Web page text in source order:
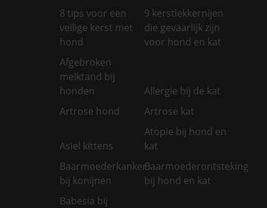
8 tips voor een
veilige kerst met
hond
9 kerstlekkernijen
die gevaarlijk zijn
voor hond en kat
Afgebroken
melktand bij
honden
Allergie bij de kat
Artrose hond
Artrose kat
Asiel kittens
Atopie bij hond en
kat
Baarmoederkanker
bij konijnen
Baarmoederontsteking
bij hond en kat
Babesia bij